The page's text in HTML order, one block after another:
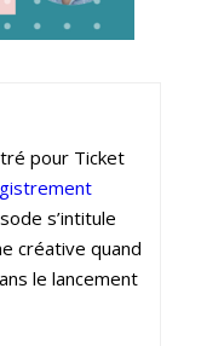
pour Ticket
s’intitule
créative quand
le lancement